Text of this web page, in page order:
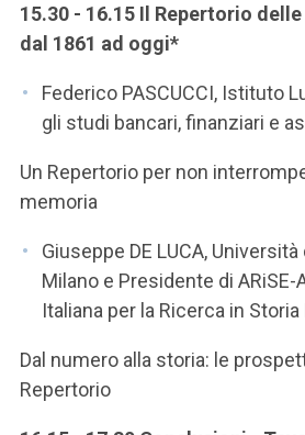
15.30 - 16.15 Il Repertorio
dal 1861 ad oggi*
Federico PASCUCCI, Istituto
gli studi bancari, finanziari e
Un Repertorio per non
memoria
Giuseppe DE LUCA,
Milano e Presidente di
Italiana per la Ricerca in
Dal numero alla storia: le
Repertorio